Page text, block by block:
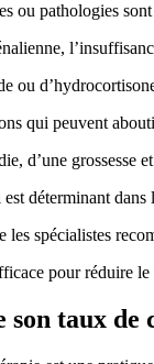
ou pathologies
ou
qui peuvent
d’une grossesse
déterminant
spécialistes
pour réduire
taux de